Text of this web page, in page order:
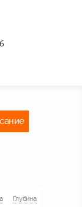
Глубина